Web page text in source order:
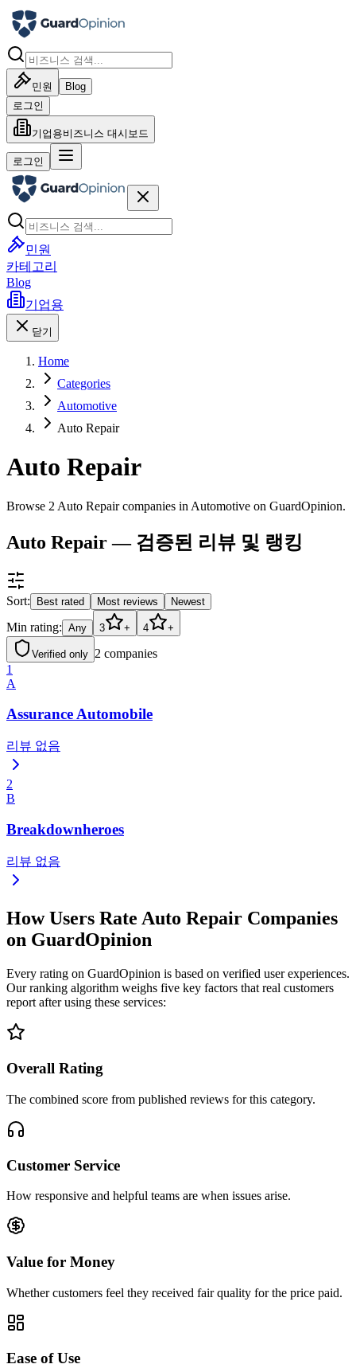
민원
Blog
로그인
기업용비즈니스 대시보드
로그인
민원
카테고리
Blog
기업용
닫기
Home
Categories
Automotive
Auto Repair
Auto Repair
Browse 2 Auto Repair companies in Automotive on GuardOpinion.
Auto Repair — 검증된 리뷰 및 랭킹
Sort: Best rated Most reviews Newest
Min rating: Any 3 + 4 +
Verified only 2 companies
1
A
Assurance Automobile
리뷰 없음
2
B
Breakdownheroes
리뷰 없음
How Users Rate Auto Repair Companies
on GuardOpinion
Every rating on GuardOpinion is based on verified user experiences.
Our ranking algorithm weighs five key factors that real customers
report after using these services:
Overall Rating
The combined score from published reviews for this category.
Customer Service
How responsive and helpful teams are when issues arise.
Value for Money
Whether customers feel they received fair quality for the price paid.
Ease of Use